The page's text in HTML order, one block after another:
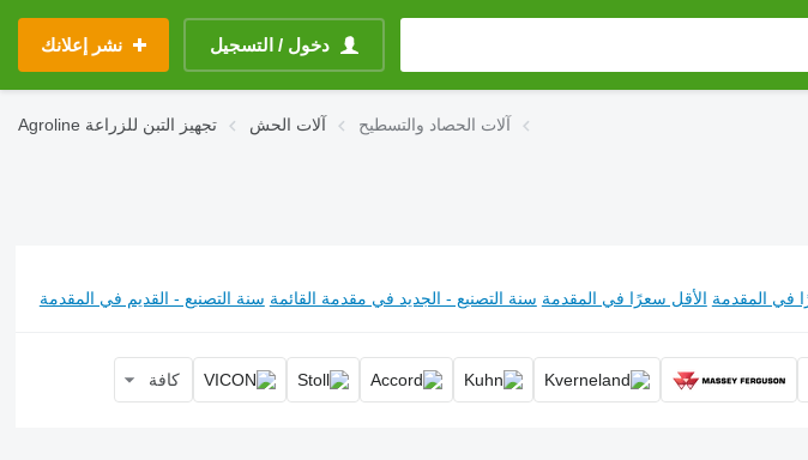
دخول / التسجيل نشر إعلانك
Agroline تجهيز التبن للزراعة آلات الحش آلات الحصاد والتسطيح
في المقدمة الأقل سعرًا في المقدمة سنة التصنيع - الجديد في مقدمة القائمة سنة التصنيع - القديم في المقدمة
كافة